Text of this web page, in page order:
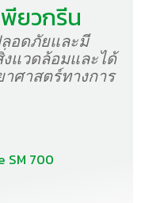
ยวกรีน
อดภัยและมี
แวดล้อมและได้
ศาสตร์ทางการ
SM 700